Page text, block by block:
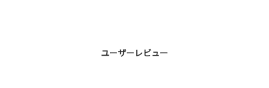
ユーザーレビュー